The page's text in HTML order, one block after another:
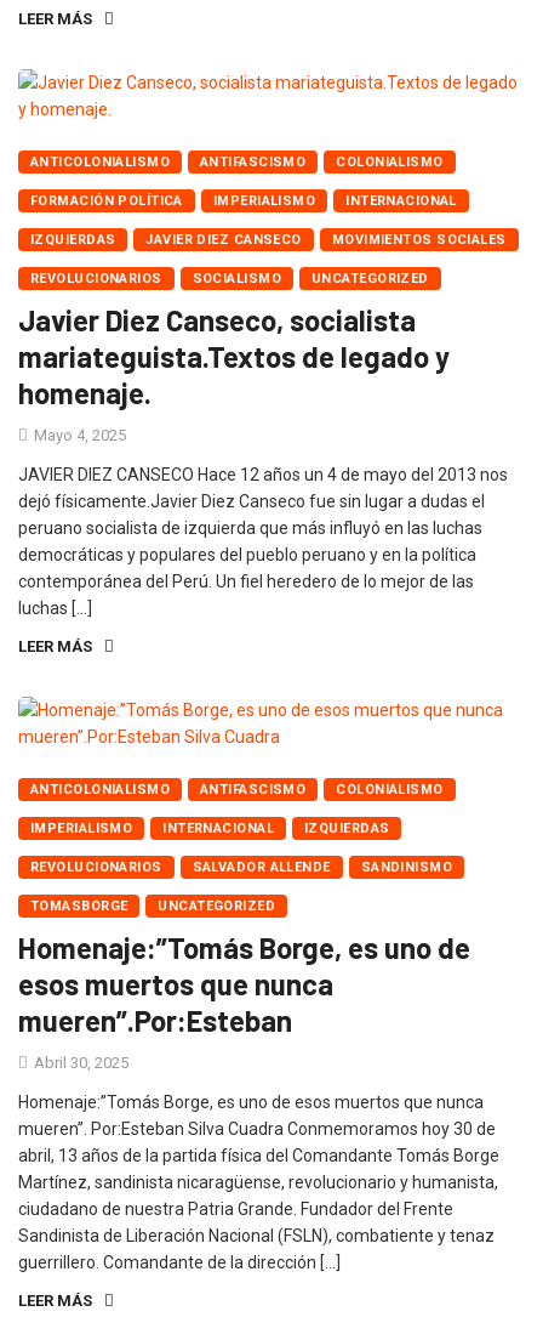
LEER MÁS
ANTICOLONIALISMO ANTIFASCISMO COLONIALISMO
FORMACIÓN POLÍTICA IMPERIALISMO INTERNACIONAL
IZQUIERDAS JAVIER DIEZ CANSECO MOVIMIENTOS SOCIALES
REVOLUCIONARIOS SOCIALISMO UNCATEGORIZED
Javier Diez Canseco, socialista
mariateguista.Textos de legado y
homenaje.
Mayo 4, 2025
JAVIER DIEZ CANSECO Hace 12 años un 4 de mayo del 2013 nos
dejó físicamente.Javier Diez Canseco fue sin lugar a dudas el
peruano socialista de izquierda que más influyó en las luchas
democráticas y populares del pueblo peruano y en la política
contemporánea del Perú. Un fiel heredero de lo mejor de las
luchas […]
LEER MÁS
ANTICOLONIALISMO ANTIFASCISMO COLONIALISMO
IMPERIALISMO INTERNACIONAL IZQUIERDAS
REVOLUCIONARIOS SALVADOR ALLENDE SANDINISMO
TOMASBORGE UNCATEGORIZED
Homenaje:”Tomás Borge, es uno de
esos muertos que nunca
mueren”.Por:Esteban
Abril 30, 2025
Homenaje:”Tomás Borge, es uno de esos muertos que nunca
mueren”. Por:Esteban Silva Cuadra Conmemoramos hoy 30 de
abril, 13 años de la partida física del Comandante Tomás Borge
Martínez, sandinista nicaragüense, revolucionario y humanista,
ciudadano de nuestra Patria Grande. Fundador del Frente
Sandinista de Liberación Nacional (FSLN), combatiente y tenaz
guerrillero. Comandante de la dirección […]
LEER MÁS